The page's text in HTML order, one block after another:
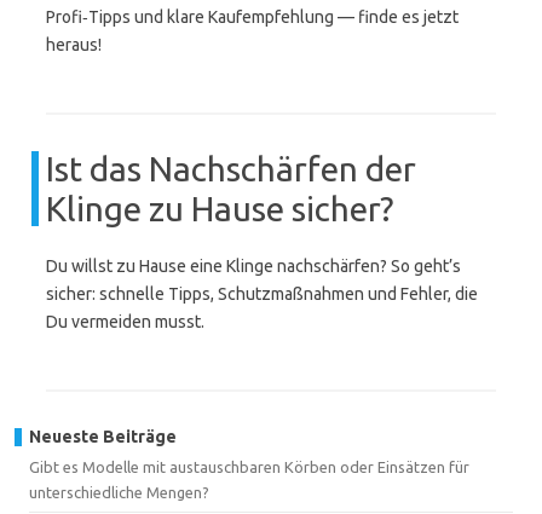
Profi‑Tipps und klare Kaufempfehlung — finde es jetzt
heraus!
Ist das Nachschärfen der
Klinge zu Hause sicher?
Du willst zu Hause eine Klinge nachschärfen? So geht’s
sicher: schnelle Tipps, Schutzmaßnahmen und Fehler, die
Du vermeiden musst.
Neueste Beiträge
Gibt es Modelle mit austauschbaren Körben oder Einsätzen für
unterschiedliche Mengen?